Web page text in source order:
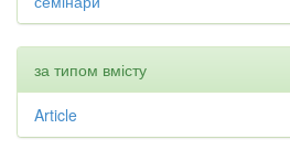
за типом вмісту
Article